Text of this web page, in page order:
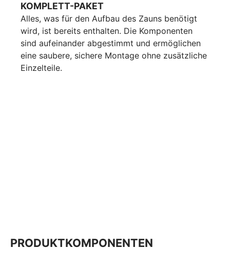
KOMPLETT-PAKET
Alles, was für den Aufbau des Zauns benötigt
wird, ist bereits enthalten. Die Komponenten
sind aufeinander abgestimmt und ermöglichen
eine saubere, sichere Montage ohne zusätzliche
Einzelteile.
PRODUKTKOMPONENTEN